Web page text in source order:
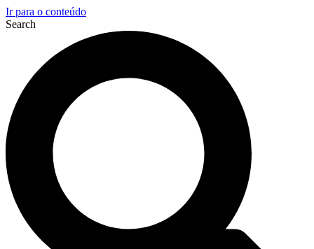
Ir para o conteúdo
Search